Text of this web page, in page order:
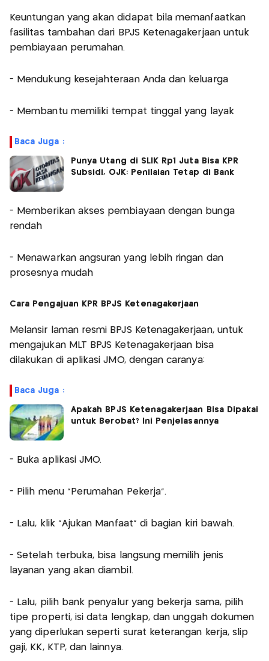
Keuntungan yang akan didapat bila memanfaatkan
fasilitas tambahan dari BPJS Ketenagakerjaan untuk
pembiayaan perumahan.
- Mendukung kesejahteraan Anda dan keluarga
- Membantu memiliki tempat tinggal yang layak
Baca Juga :
Punya Utang di SLIK Rp1 Juta Bisa KPR
Subsidi, OJK: Penilaian Tetap di Bank
- Memberikan akses pembiayaan dengan bunga
rendah
- Menawarkan angsuran yang lebih ringan dan
prosesnya mudah
Cara Pengajuan KPR BPJS Ketenagakerjaan
Melansir laman resmi BPJS Ketenagakerjaan, untuk
mengajukan MLT BPJS Ketenagakerjaan bisa
dilakukan di aplikasi JMO, dengan caranya:
Baca Juga :
Apakah BPJS Ketenagakerjaan Bisa Dipakai
untuk Berobat? Ini Penjelasannya
- Buka aplikasi JMO.
- Pilih menu “Perumahan Pekerja”.
- Lalu, klik “Ajukan Manfaat” di bagian kiri bawah.
- Setelah terbuka, bisa langsung memilih jenis
layanan yang akan diambil.
- Lalu, pilih bank penyalur yang bekerja sama, pilih
tipe properti, isi data lengkap, dan unggah dokumen
yang diperlukan seperti surat keterangan kerja, slip
gaji, KK, KTP, dan lainnya.